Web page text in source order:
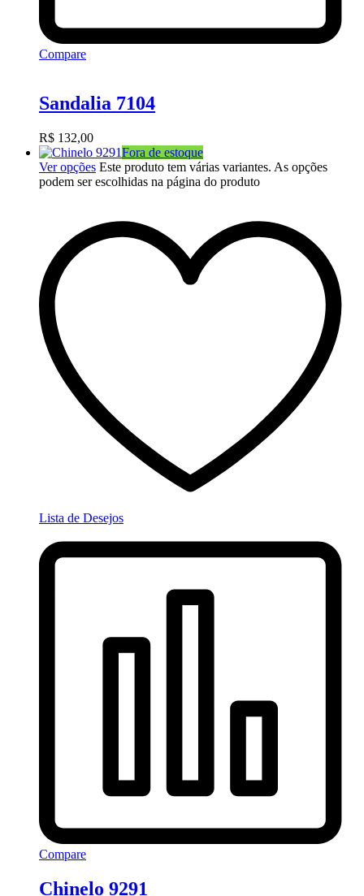
Compare
Sandalia 7104
R$ 132,00
Fora de estoque
Ver opções Este produto tem várias variantes. As opções
podem ser escolhidas na página do produto
Lista de Desejos
Compare
Chinelo 9291